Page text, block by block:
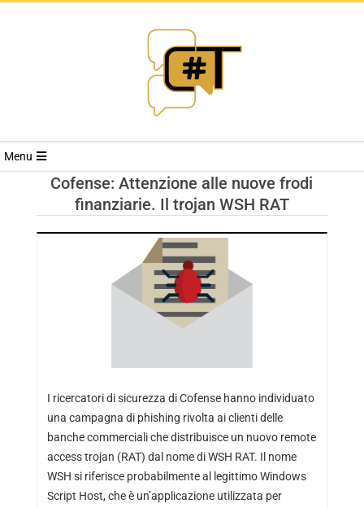
RIVISTA
TRENDS
Menu
Cofense: Attenzione alle nuove frodi
finanziarie. Il trojan WSH RAT
I ricercatori di sicurezza di Cofense hanno individuato
una campagna di phishing rivolta ai clienti delle
banche commerciali che distribuisce un nuovo remote
access trojan (RAT) dal nome di WSH RAT. Il nome
WSH si riferisce probabilmente al legittimo Windows
Script Host, che è un’applicazione utilizzata per